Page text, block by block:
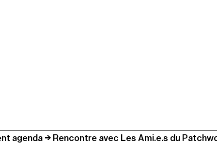
agenda Rencontre avec Les Ami.e.s du